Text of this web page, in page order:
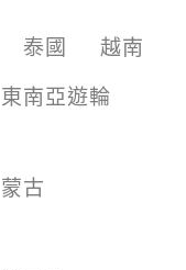
泰國
越南
東南亞遊輪
蒙古